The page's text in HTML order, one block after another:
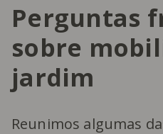
Perguntas
sobre
jardim
Reunimos algumas